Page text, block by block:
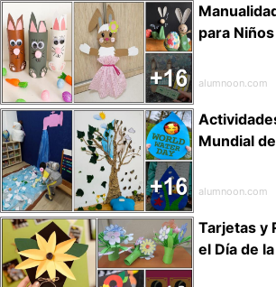
para Niños
alumnoon.com
Mundial
alumnoon.com
Tarjetas y
el Día de